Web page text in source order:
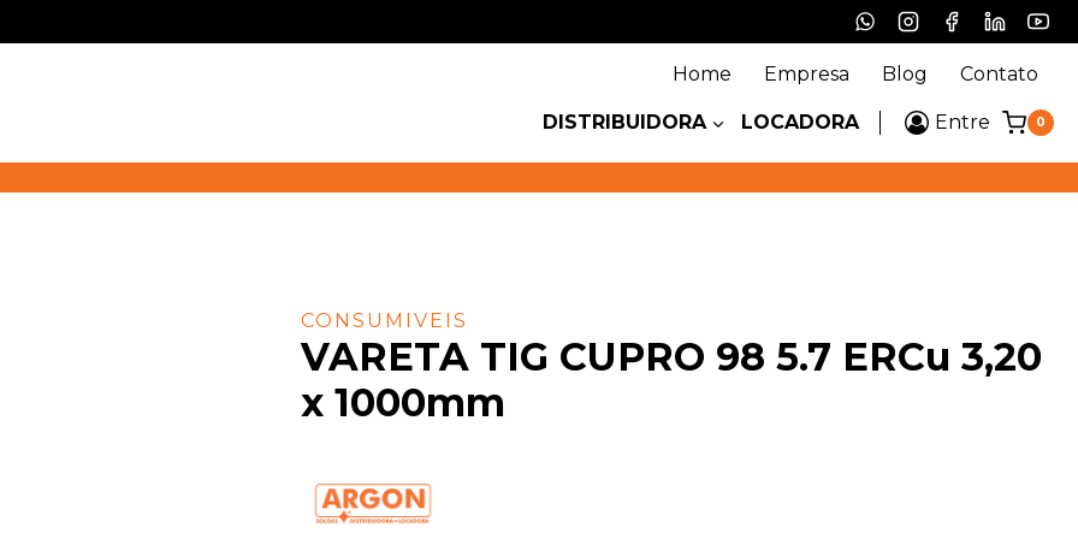
Home Empresa Blog Contato
DISTRIBUIDORA LOCADORA Entre 0
CONSUMIVEIS
VARETA TIG CUPRO 98 5.7 ERCu 3,20
x 1000mm